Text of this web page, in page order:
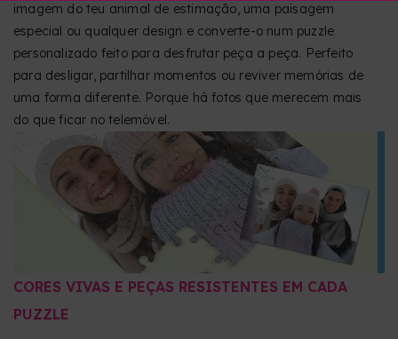
imagem do teu animal de estimação, uma paisagem
especial ou qualquer design e converte-o num puzzle
personalizado feito para desfrutar peça a peça. Perfeito
para desligar, partilhar momentos ou reviver memórias de
uma forma diferente. Porque há fotos que merecem mais
do que ficar no telemóvel.
CORES VIVAS E PEÇAS RESISTENTES EM CADA
PUZZLE